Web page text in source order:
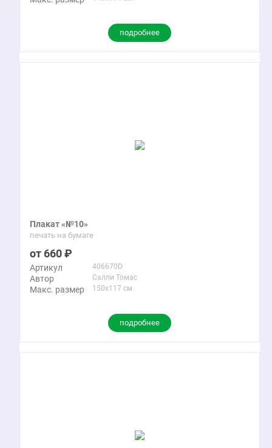
подробнее
Плакат «№10»
печать на бумаге
660
Артикул 406670D
Автор Салли Томас
Макс. размер 150x117 см
подробнее